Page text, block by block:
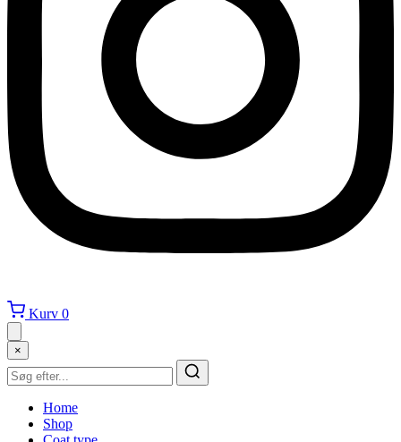
Kurv 0
×
Home
Shop